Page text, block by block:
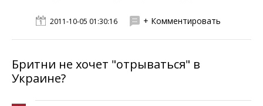
2011-10-05 01:30:16 + Комментировать
Бритни не хочет "отрываться" в
Украине?